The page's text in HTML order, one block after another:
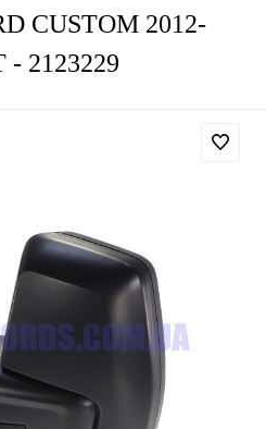
CUSTOM 2012-
- 2123229